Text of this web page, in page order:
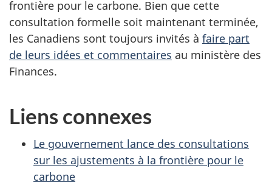
frontière pour le carbone. Bien que cette
consultation formelle soit maintenant terminée,
les Canadiens sont toujours invités à faire part
de leurs idées et commentaires au ministère des
Finances.
Liens connexes
Le gouvernement lance des consultations
sur les ajustements à la frontière pour le
carbone